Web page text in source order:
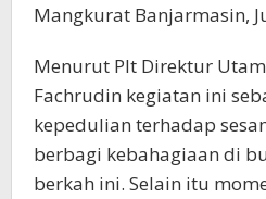
Mangkurat Banjarmasin,
Menurut Plt Direktur
Fachrudin kegiatan ini
kepedulian terhadap
berbagi kebahagiaan di
berkah ini. Selain itu